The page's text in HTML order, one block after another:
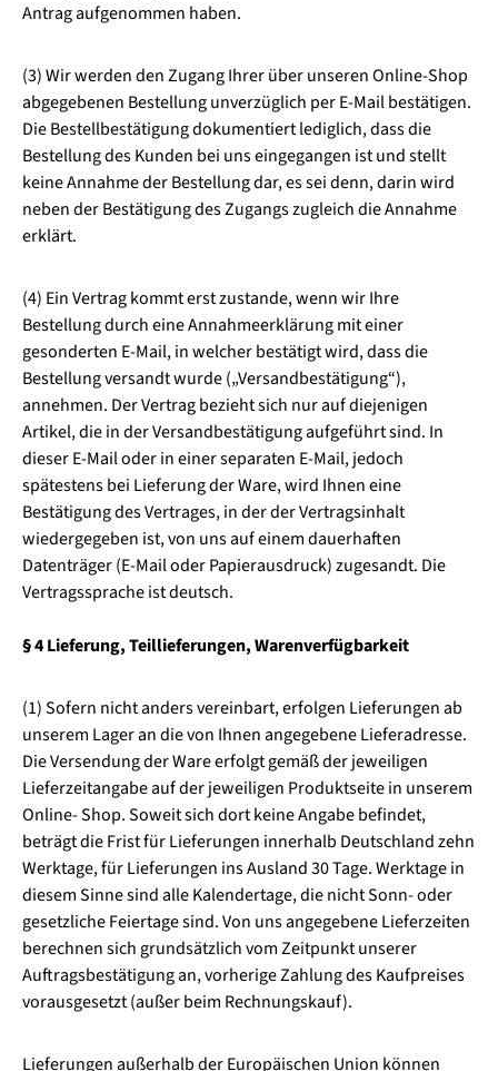
Antrag aufgenommen haben.
(3) Wir werden den Zugang Ihrer über unseren Online-Shop
abgegebenen Bestellung unverzüglich per E-Mail bestätigen.
Die Bestellbestätigung dokumentiert lediglich, dass die
Bestellung des Kunden bei uns eingegangen ist und stellt
keine Annahme der Bestellung dar, es sei denn, darin wird
neben der Bestätigung des Zugangs zugleich die Annahme
erklärt.
(4) Ein Vertrag kommt erst zustande, wenn wir Ihre
Bestellung durch eine Annahmeerklärung mit einer
gesonderten E-Mail, in welcher bestätigt wird, dass die
Bestellung versandt wurde („Versandbestätigung“),
annehmen. Der Vertrag bezieht sich nur auf diejenigen
Artikel, die in der Versandbestätigung aufgeführt sind. In
dieser E-Mail oder in einer separaten E-Mail, jedoch
spätestens bei Lieferung der Ware, wird Ihnen eine
Bestätigung des Vertrages, in der der Vertragsinhalt
wiedergegeben ist, von uns auf einem dauerhaften
Datenträger (E-Mail oder Papierausdruck) zugesandt. Die
Vertragssprache ist deutsch.
§ 4 Lieferung, Teillieferungen, Warenverfügbarkeit
(1) Sofern nicht anders vereinbart, erfolgen Lieferungen ab
unserem Lager an die von Ihnen angegebene Lieferadresse.
Die Versendung der Ware erfolgt gemäß der jeweiligen
Lieferzeitangabe auf der jeweiligen Produktseite in unserem
Online- Shop. Soweit sich dort keine Angabe befindet,
beträgt die Frist für Lieferungen innerhalb Deutschland zehn
Werktage, für Lieferungen ins Ausland 30 Tage. Werktage in
diesem Sinne sind alle Kalendertage, die nicht Sonn- oder
gesetzliche Feiertage sind. Von uns angegebene Lieferzeiten
berechnen sich grundsätzlich vom Zeitpunkt unserer
Auftragsbestätigung an, vorherige Zahlung des Kaufpreises
vorausgesetzt (außer beim Rechnungskauf).
Lieferungen außerhalb der Europäischen Union können